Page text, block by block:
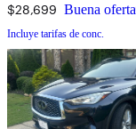
$28,699 Buena oferta
Incluye tarifas de conc.